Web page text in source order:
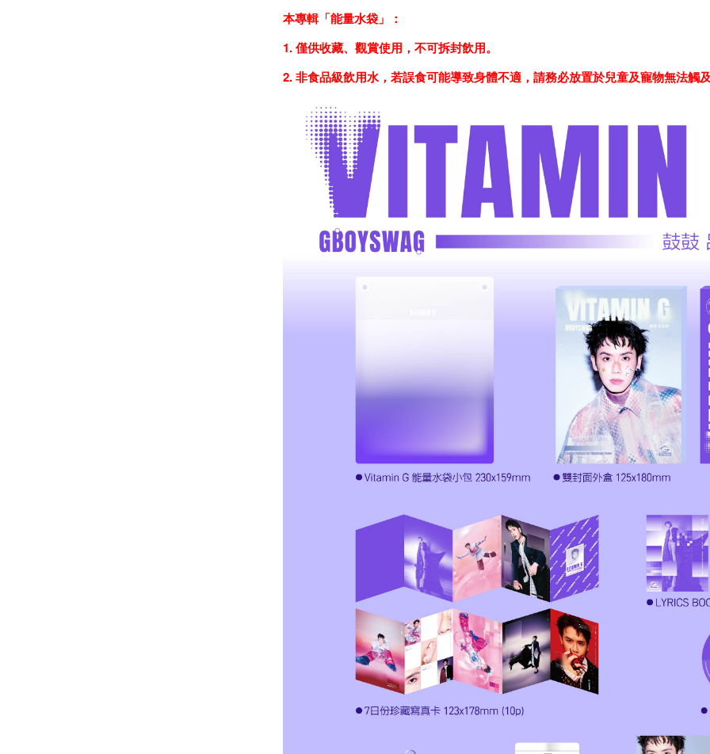
本專輯「能量水袋」：
1. 僅供收藏、觀賞使用，不可拆封飲用。
2. 非食品級飲用水，若誤食可能導致身體不適，請務必放置於兒童及寵物無法觸